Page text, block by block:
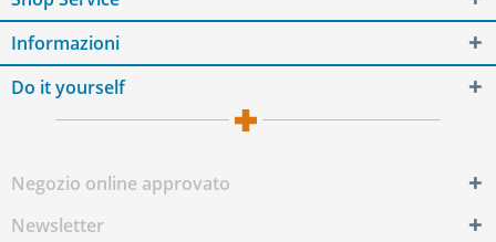
Informazioni
Do it yourself
Negozio online approvato
Newsletter